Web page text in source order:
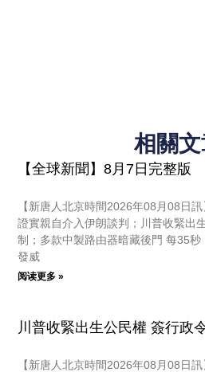
相關
【全球新聞】8月7日完整版
【新唐人北京時間2026年08月08日
證實親自介入伊朗談判；川普收緊出
制；多款中製路由器暗藏後門 每35
發威
阅读更多 »
川普收緊出生公民權 簽行政
【新唐人北京時間2026年08月08日